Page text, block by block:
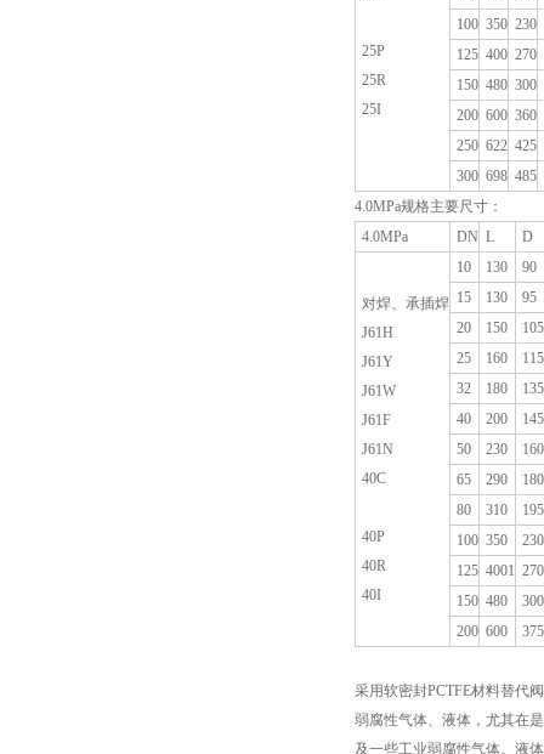
25P
25R
25I
100 350 230
125 400 270
150 480 300
200 600 360
250 622 425
300 698 485
4.0MPa规格主要尺寸：
4.0MPa
DN L D
对焊、承插焊
J61H
J61Y
J61W
J61F
J61N
40C
40P
40R
40I
10 130
90
15
130
95
20
150
105
25
160
115
32
180
135
40
200
145
50
230
160
65
290
180
80
310
195
100 350
230
125 4001 270
150 480
300
200 600 375
采用软密封PCTFE材料替代
弱腐性气体、液体，尤其在
及一些工业弱腐性气体。液